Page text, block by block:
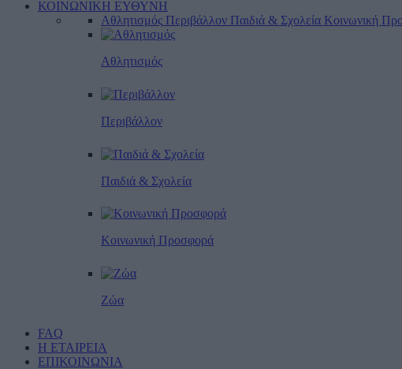
ΚΟΙΝΩΝΙΚΗ ΕΥΘΥΝΗ
Αθλητισμός Περιβάλλον Παιδιά & Σχολεία Κοινωνική
Αθλητισμός
Περιβάλλον
Παιδιά & Σχολεία
Κοινωνική Προσφορά
Ζώα
FAQ
Η ΕΤΑΙΡΕΙΑ
ΕΠΙΚΟΙΝΩΝΙΑ